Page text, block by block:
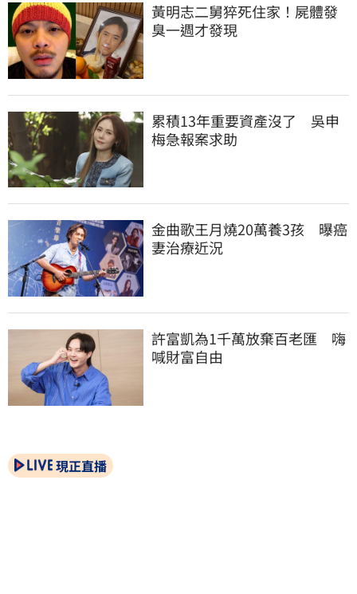
黃明志二舅猝死住家！屍體發
臭一週才發現
累積13年重要資產沒了　吳申
梅急報案求助
金曲歌王月燒20萬養3孩　曝癌
妻治療近況
許富凱為1千萬放棄百老匯　嗨
喊財富自由
現正直播